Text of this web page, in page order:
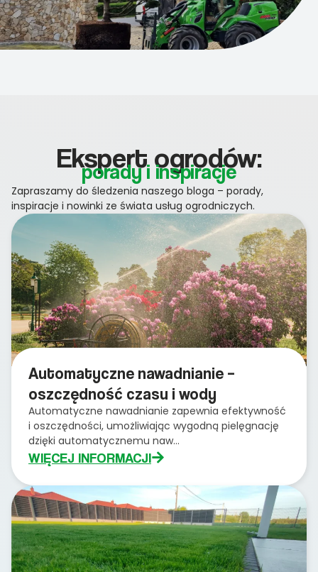
Ekspert ogrodów:
porady i inspiracje
Zapraszamy do śledzenia naszego bloga – porady,
inspiracje i nowinki ze świata usług ogrodniczych.
Automatyczne nawadnianie –
oszczędność czasu i wody
Automatyczne nawadnianie zapewnia efektywność
i oszczędności, umożliwiając wygodną pielęgnację
dzięki automatycznemu naw...
WIĘCEJ INFORMACJI